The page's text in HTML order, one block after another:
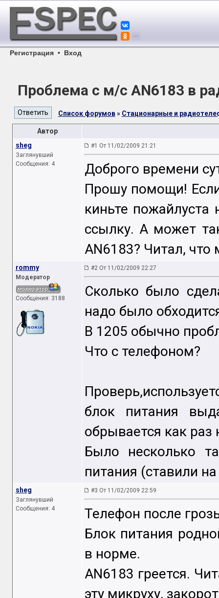
Регистрация • Вход
Проблема с м/с AN6183 в
Список форумов» Стационарные и
Автор
sheg
Заглянувший
Сообщения: 4
#1 От 11/02/2009 21:21
Доброго времени
Прошу помощи!
киньте пожайлуста
ссылку. А может
AN6183? Читал, что
rommy
Модератор
Сообщения: 3188
#2 От 11/02/2009 22:27
Сколько было
надо было
В 1205 обычно
Что с телефоном?
блок питания
обрывается как
Было несколько
питания (ставили
sheg
Заглянувший
Сообщения: 4
#3 От 11/02/2009 22:59
Телефон после
Блок питания
в норме.
AN6183 греется.
эту микруху,